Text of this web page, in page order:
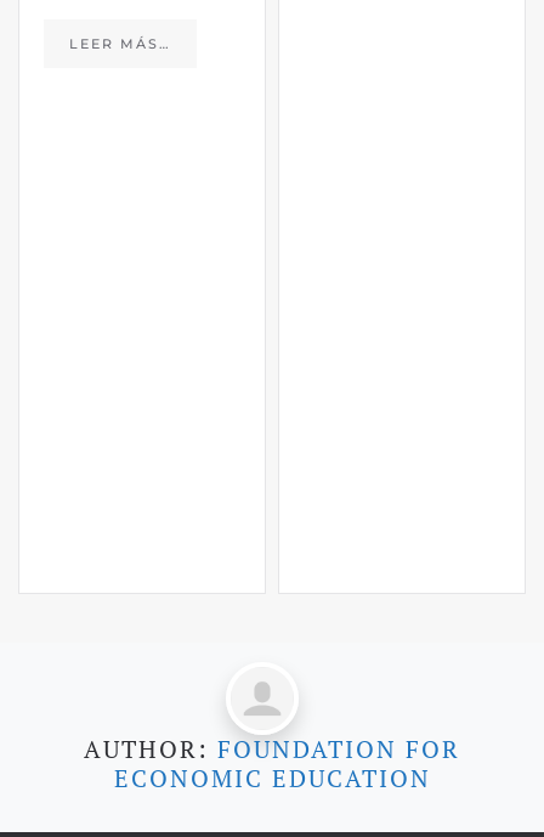
LEER MÁS…
AUTHOR: FOUNDATION FOR
ECONOMIC EDUCATION